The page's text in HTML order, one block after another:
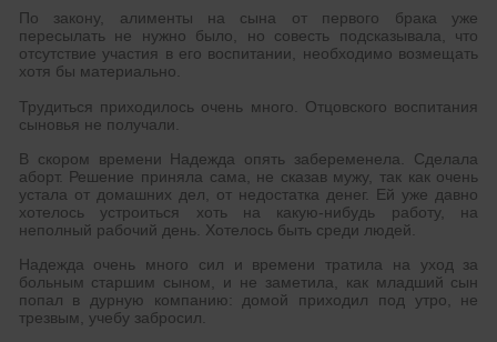
По закону, алименты на сына от первого брака уже
пересылать не нужно было, но совесть подсказывала, что
отсутствие участия в его воспитании, необходимо возмещать
хотя бы материально.
Трудиться приходилось очень много. Отцовского воспитания
сыновья не получали.
В скором времени Надежда опять забеременела. Сделала
аборт. Решение приняла сама, не сказав мужу, так как очень
устала от домашних дел, от недостатка денег. Ей уже давно
хотелось устроиться хоть на какую-нибудь работу, на
неполный рабочий день. Хотелось быть среди людей.
Надежда очень много сил и времени тратила на уход за
больным старшим сыном, и не заметила, как младший сын
попал в дурную компанию: домой приходил под утро, не
трезвым, учебу забросил.